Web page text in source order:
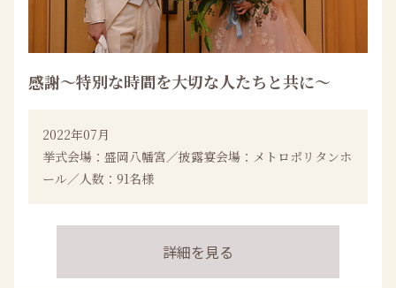
感謝～特別な時間を大切な人たちと共に～
2022年07月
挙式会場：盛岡八幡宮／披露宴会場：メトロポリタンホ
ール／人数：91名様
詳細を見る